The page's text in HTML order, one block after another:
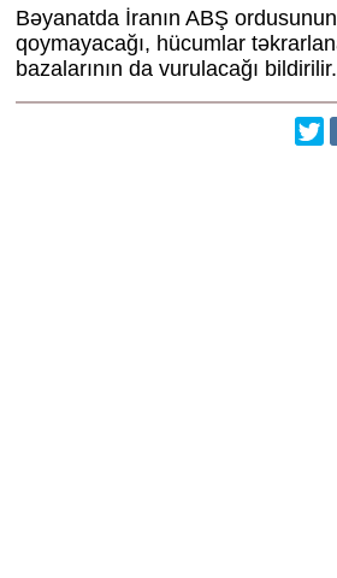
Bəyanatda İranın ABŞ
qoymayacağı, hücumlar
bazalarının da vurulacağı bildirilir.